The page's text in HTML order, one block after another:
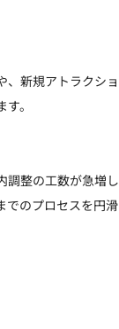
、新規アトラクショ
。
調整の工数が急増し
でのプロセスを円滑